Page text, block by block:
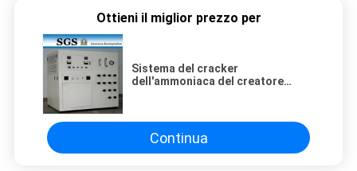
Ottieni il miglior prezzo per
Sistema del cracker
dell'ammoniaca del creatore
Continua